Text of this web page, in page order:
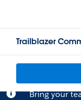
Trailblazer
Bring your